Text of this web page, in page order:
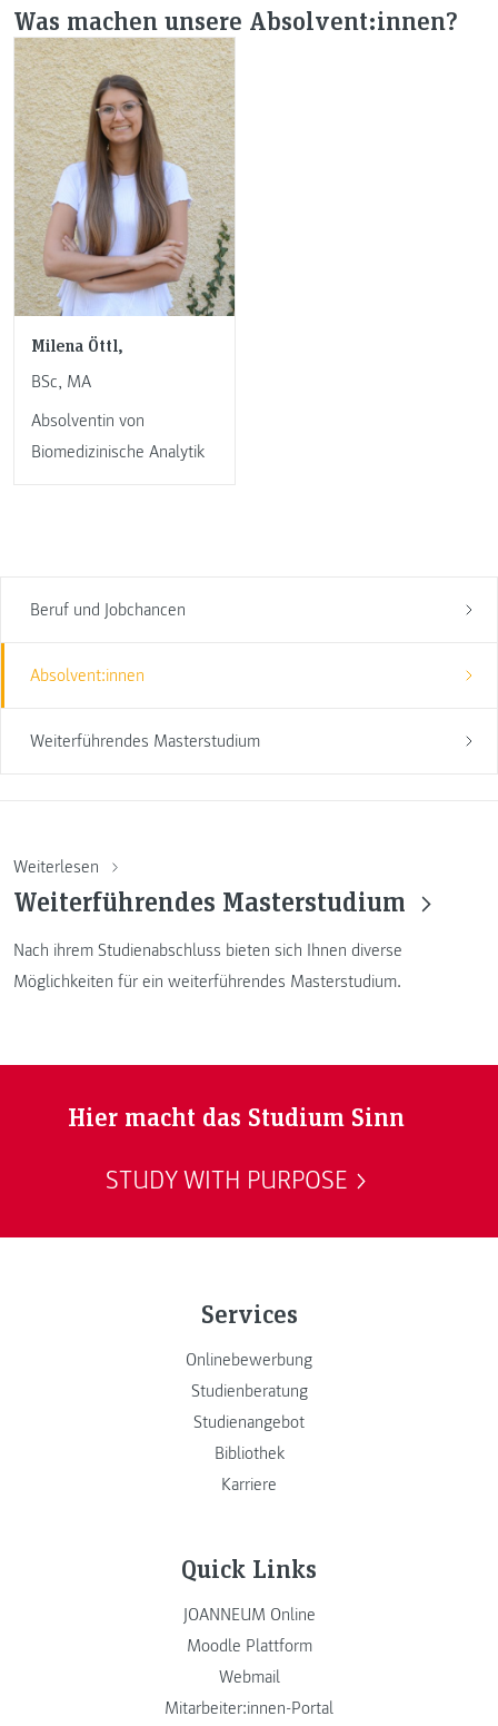
Beruf und Jobchancen
Absolvent:innen
Weiterführendes Masterstudium
Was machen unsere Absolvent:innen?
Milena Öttl,
BSc, MA
Absolventin von
Biomedizinische Analytik
Weiterlesen
Weiterführendes Masterstudium
Nach ihrem Studienabschluss bieten sich Ihnen diverse
Möglichkeiten für ein weiterführendes Masterstudium.
Hier macht das Studium Sinn
STUDY WITH PURPOSE
Services
Onlinebewerbung
Studienberatung
Studienangebot
Bibliothek
Karriere
Quick Links
JOANNEUM Online
Moodle Plattform
Webmail
Mitarbeiter:innen-Portal